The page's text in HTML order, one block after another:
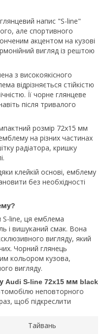
напис "S-line"
але спортивного
акцентом на кузові
вигляд із рештою
з високоякісного
відрізняється стійкістю
Її чорне глянцеве
після тривалого
розмір 72x15 мм
на різних частинах
радіатора, кришку
клейкій основі, емблему
без необхідності
S-line, ця емблема
і вишуканий смак. Вона
вигляду, який
Чорний глянець
кольором кузова,
вигляду.
Audi S-line 72x15 мм black
неповторного
щоб підкреслити
Тайвань